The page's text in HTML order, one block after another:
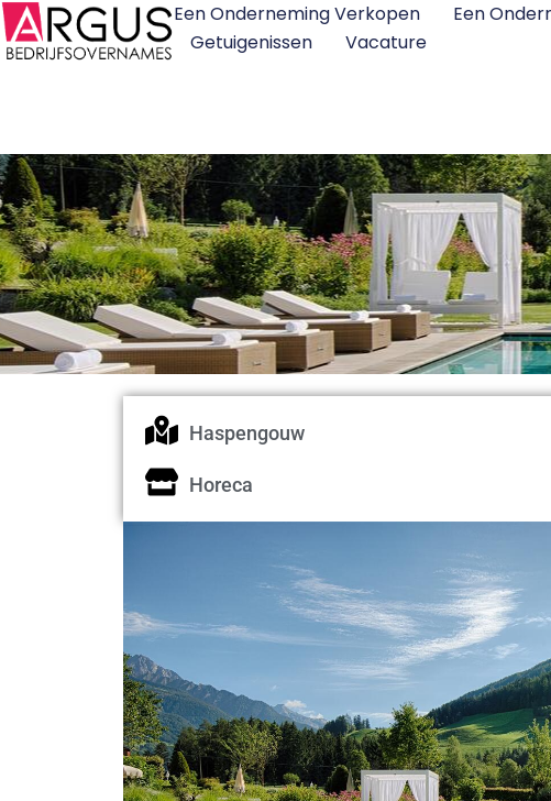
Een Onderneming Verkopen Een
Getuigenissen
Vacature
Haspengouw
Horeca